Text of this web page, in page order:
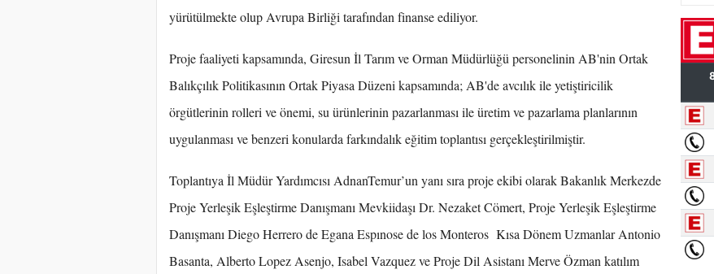
yürütülmekte olup Avrupa Birliği tarafından finanse ediliyor.
Proje faaliyeti kapsamında, Giresun İl Tarım ve Orman Müdürlüğü personelinin AB'nin Ortak
Balıkçılık Politikasının Ortak Piyasa Düzeni kapsamında; AB'de avcılık ile yetiştiricilik
örgütlerinin rolleri ve önemi, su ürünlerinin pazarlanması ile üretim ve pazarlama planlarının
uygulanması ve benzeri konularda farkındalık eğitim toplantısı gerçekleştirilmiştir.
Toplantıya İl Müdür Yardımcısı AdnanTemur’un yanı sıra proje ekibi olarak Bakanlık Merkezde
Proje Yerleşik Eşleştirme Danışmanı Mevkiidaşı Dr. Nezaket Cömert, Proje Yerleşik Eşleştirme
Danışmanı Diego Herrero de Egana Espınose de los Monteros Kısa Dönem Uzmanlar Antonio
Basanta, Alberto Lopez Asenjo, Isabel Vazquez ve Proje Dil Asistanı Merve Özman katılım